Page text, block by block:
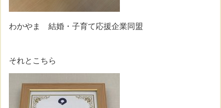
わかやま 結婚・子育て応援企業同盟
それとこちら